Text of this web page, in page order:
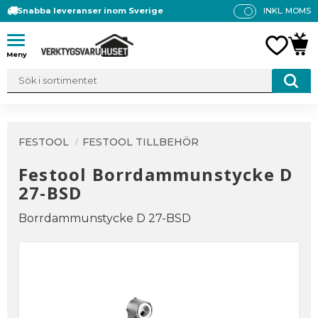
Meny
Snabba leveranser inom Sverige
P
INKL. MOMS
FESTOOL FESTOOL TILLBEHÖR
Festool Borrdammunstycke D
27-BSD
Borrdammunstycke D 27-BSD